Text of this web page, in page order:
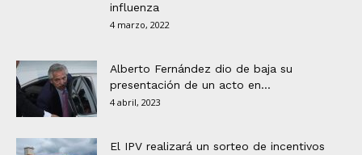
influenza
4 marzo, 2022
Alberto Fernández dio de baja su
presentación de un acto en...
4 abril, 2023
El IPV realizará un sorteo de incentivos